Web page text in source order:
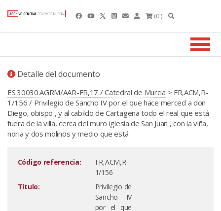
(0 )
Detalle del documento
ES.30030.AGRM/AAR-FR,17 / Catedral de Murcia > FR,ACM,R-
1/156 / Privilegio de Sancho IV por el que hace merced a don
Diego, obispo , y al cabildo de Cartagena todo el real que está
fuera de la villa, cerca del muro iglesia de San Juan , con la viña,
noria y dos molinos y medio que está
Código referencia:
FR,ACM,R-
1/156
Título:
Privilegio de
Sancho IV
por el que